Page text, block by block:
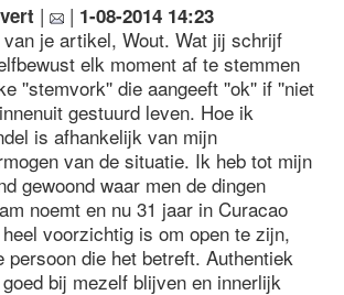
| | 1-08-2014 14:23
van je artikel, Wout. Wat jij schrijf
elk moment af te stemmen
''stemvork'' die aangeeft ''ok'' if ''niet
gestuurd leven. Hoe ik
is afhankelijk van mijn
van de situatie. Ik heb tot mijn
gewoond waar men de dingen
noemt en nu 31 jaar in Curacao
voorzichtig is om open te zijn,
persoon die het betreft. Authentiek
bij mezelf blijven en innerlijk